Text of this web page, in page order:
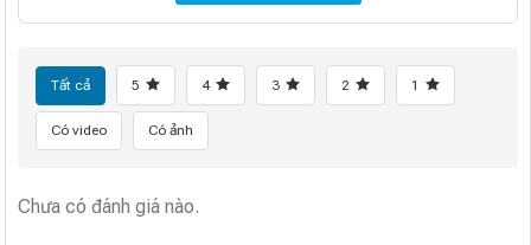
Tất cả 5 4 3 2 1
Có video Có ảnh
Chưa có đánh giá nào.